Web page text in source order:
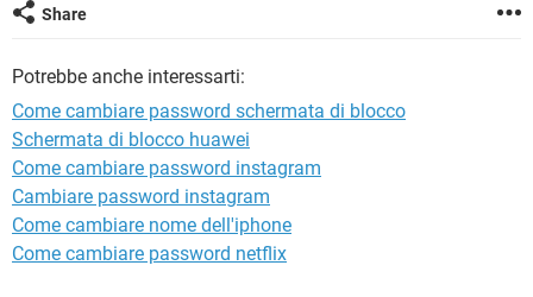
Share
Potrebbe anche interessarti:
Come cambiare password schermata di blocco
Schermata di blocco huawei
Come cambiare password instagram
Cambiare password instagram
Come cambiare nome dell'iphone
Come cambiare password netflix